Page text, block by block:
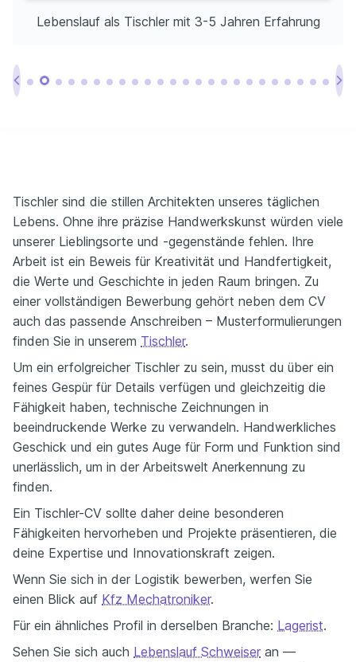
Lebenslauf als Tischler mit 3-5 Jahren Erfahrung
Tischler sind die stillen Architekten unseres täglichen
Lebens. Ohne ihre präzise Handwerkskunst würden viele
unserer Lieblingsorte und -gegenstände fehlen. Ihre
Arbeit ist ein Beweis für Kreativität und Handfertigkeit,
die Werte und Geschichte in jeden Raum bringen. Zu
einer vollständigen Bewerbung gehört neben dem CV
auch das passende Anschreiben – Musterformulierungen
finden Sie in unserem Tischler.
Um ein erfolgreicher Tischler zu sein, musst du über ein
feines Gespür für Details verfügen und gleichzeitig die
Fähigkeit haben, technische Zeichnungen in
beeindruckende Werke zu verwandeln. Handwerkliches
Geschick und ein gutes Auge für Form und Funktion sind
unerlässlich, um in der Arbeitswelt Anerkennung zu
finden.
Ein Tischler-CV sollte daher deine besonderen
Fähigkeiten hervorheben und Projekte präsentieren, die
deine Expertise und Innovationskraft zeigen.
Wenn Sie sich in der Logistik bewerben, werfen Sie
einen Blick auf Kfz Mechatroniker.
Für ein ähnliches Profil in derselben Branche: Lagerist.
Sehen Sie sich auch Lebenslauf Schweiser an —